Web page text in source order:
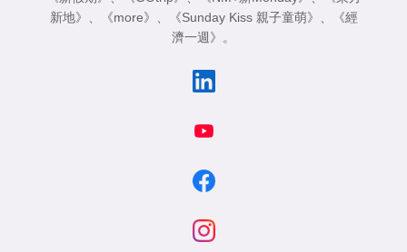
新地》
《more》 《Sunday Kiss 親子童萌》
《經
濟一週》
。